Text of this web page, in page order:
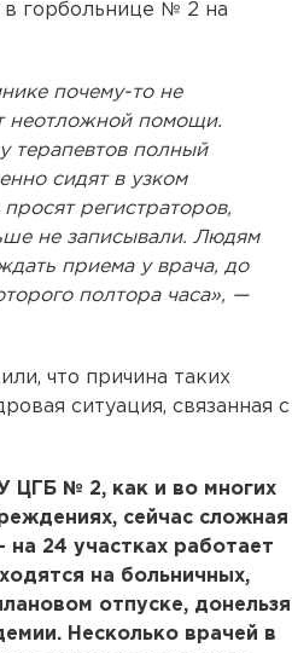
горбольнице № 2 на
почему-то не
неотложной помощи.
терапевтов полный
сидят в узком
регистраторов,
не записывали. Людям
приема у врача, до
полтора часа», —
что причина таких
ситуация, связанная с
ЦГБ № 2, как и во многих
сейчас сложная
24 участках работает
на больничных,
отпуске, донельзя
Несколько врачей в